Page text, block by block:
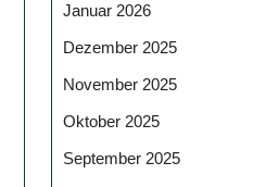
Januar 2026
Dezember 2025
November 2025
Oktober 2025
September 2025